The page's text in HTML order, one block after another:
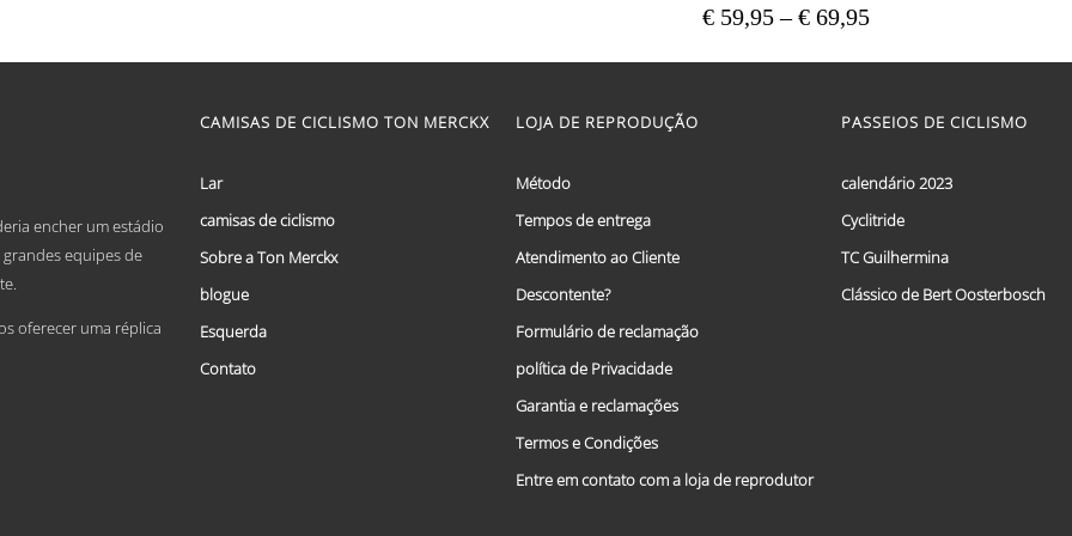
variants.
options
may
the
page
€ 59,95 – € 69,95Price
€ 59,95
€ 69,95
multiple
encher um estádio
grandes equipes de
oferecer uma réplica
CAMISAS DE CICLISMO TON MERCKX
Lar
camisas de ciclismo
Sobre a Ton Merckx
blogue
Esquerda
Contato
LOJA DE REPRODUÇÃO
Método
Tempos de entrega
Atendimento ao Cliente
Descontente?
Formulário de reclamação
política de Privacidade
Garantia e reclamações
Termos e Condições
Entre em contato com a loja de reprodutor
PASSEIOS DE CICLISMO
calendário 2023
Cyclitride
TC Guilhermina
Clássico de Bert Oosterbosch